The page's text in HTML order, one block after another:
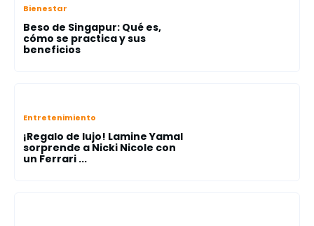
Bienestar
Beso de Singapur: Qué es,
cómo se practica y sus
beneficios
Entretenimiento
¡Regalo de lujo! Lamine Yamal
sorprende a Nicki Nicole con
un Ferrari ...